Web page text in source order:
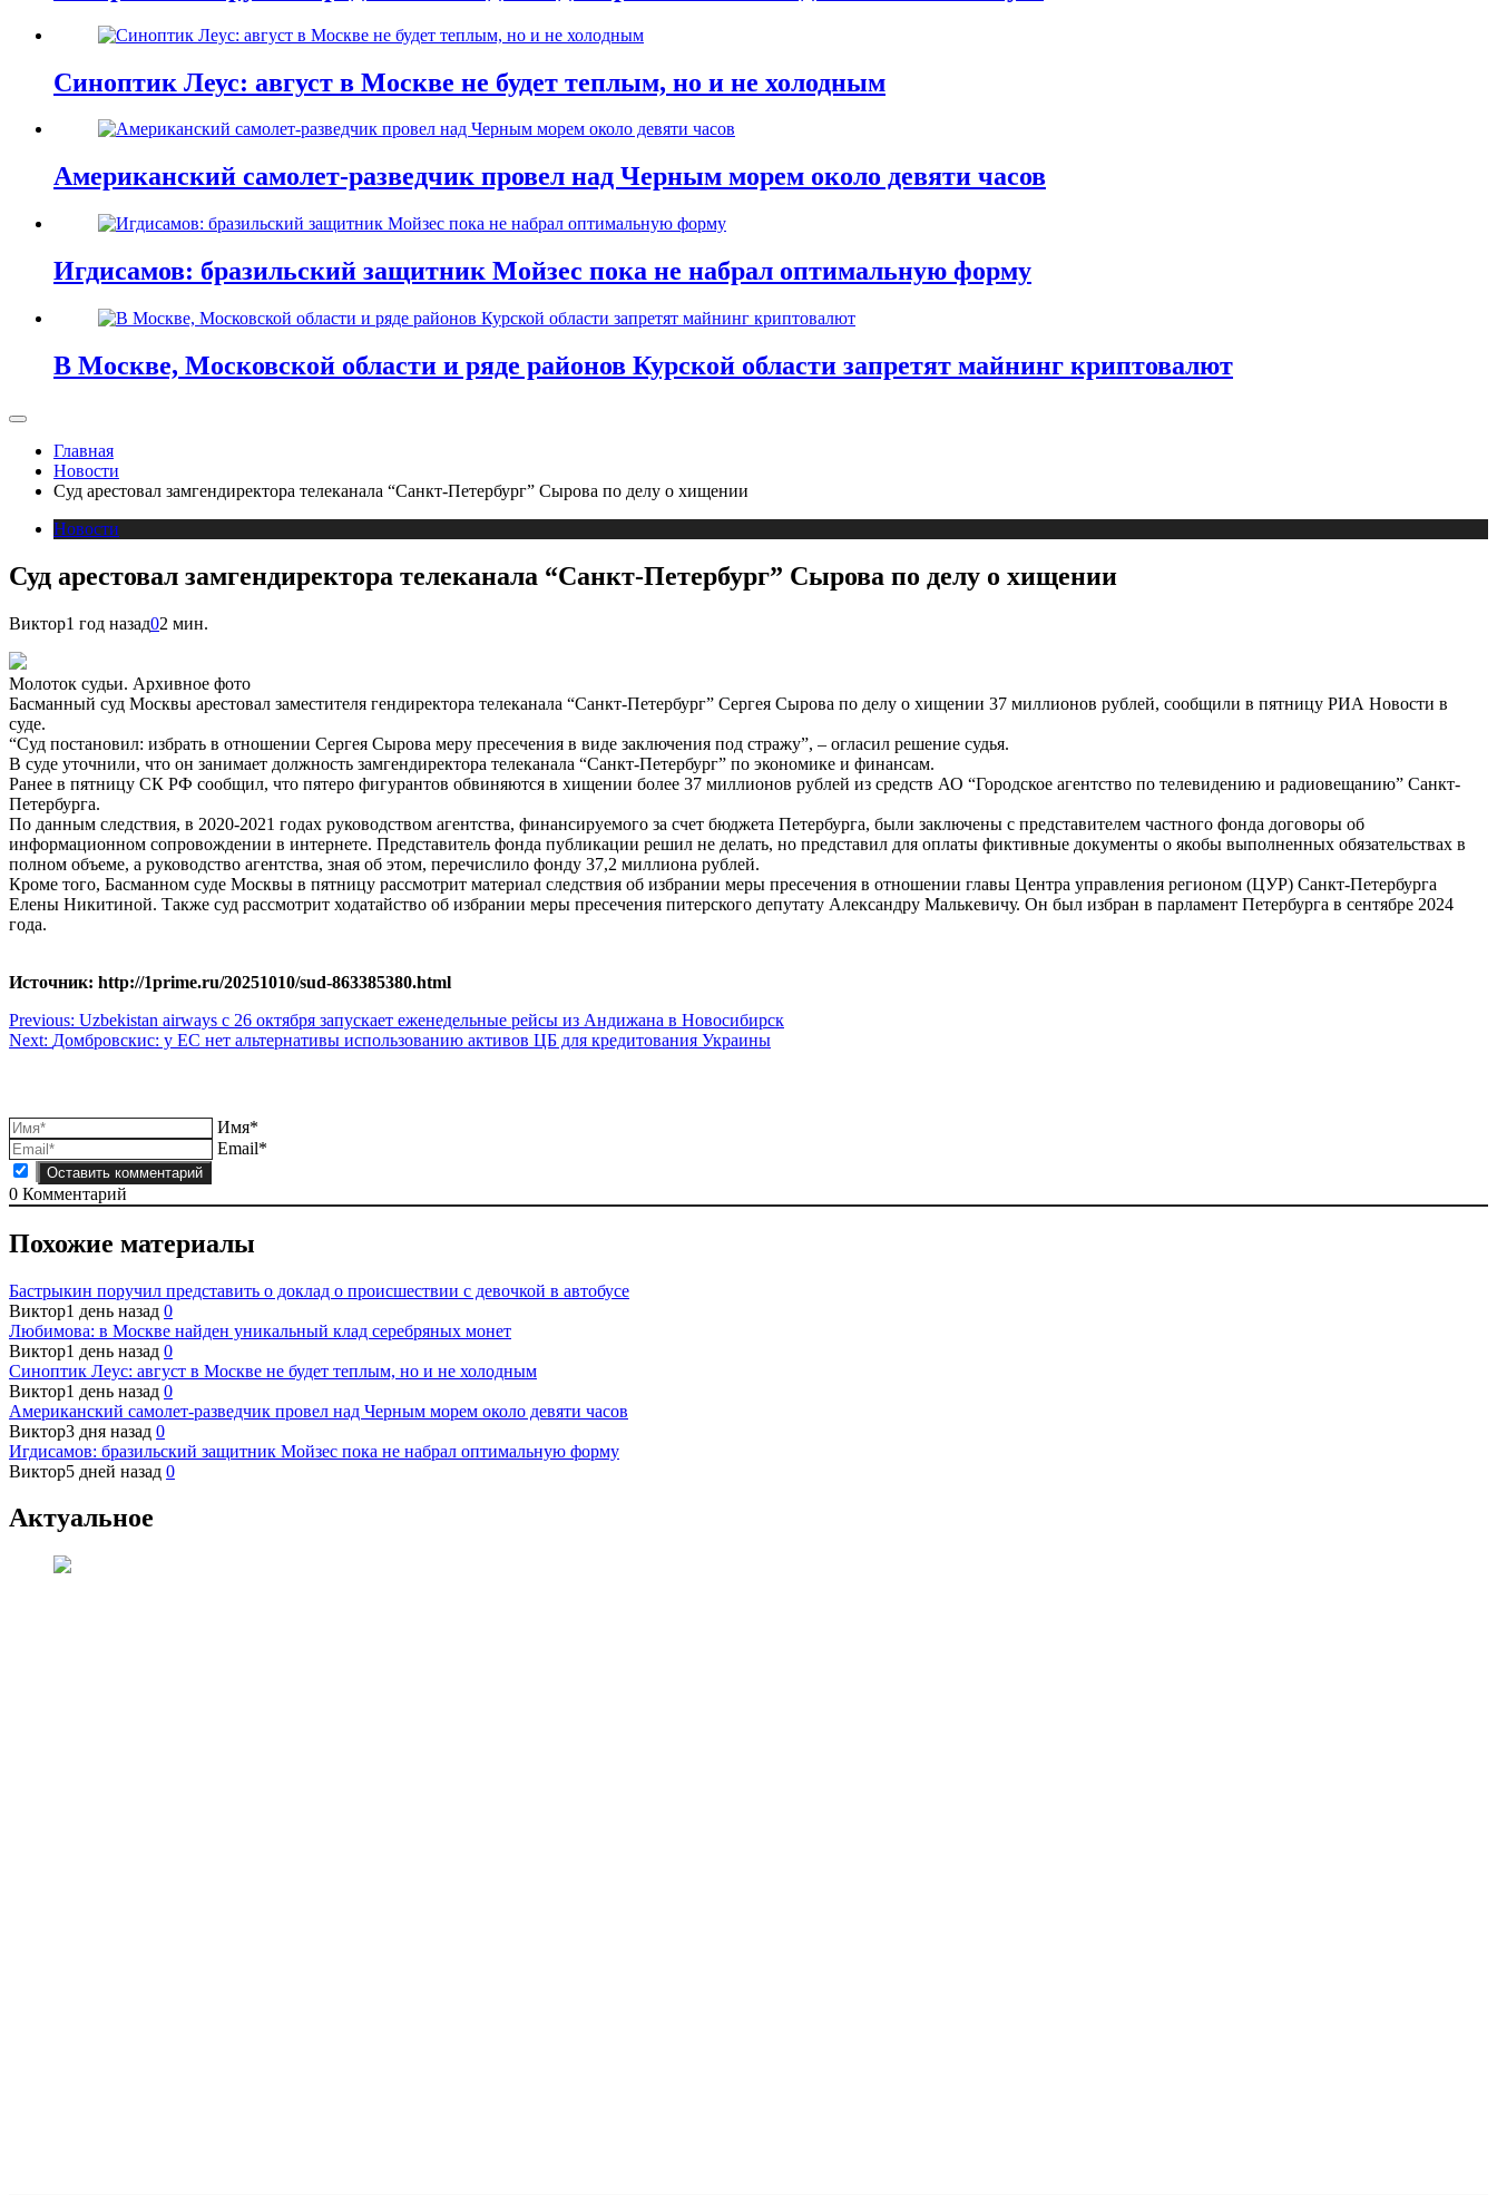
Синоптик Леус: август в Москве не будет теплым, но и не холодным
Американский самолет-разведчик провел над Черным морем около девяти часов
Игдисамов: бразильский защитник Мойзес пока не набрал оптимальную форму
В Москве, Московской области и ряде районов Курской области запретят майнинг криптовалют
Главная
Новости
Суд арестовал замгендиректора телеканала “Санкт-Петербург” Сырова по делу о хищении
Новости
Суд арестовал замгендиректора телеканала “Санкт-Петербург” Сырова по делу о хищении
Виктор1 год назад02 мин.
Молоток судьи. Архивное фото
Басманный суд Москвы арестовал заместителя гендиректора телеканала “Санкт-Петербург” Сергея Сырова по делу о хищении 37 миллионов рублей, сообщили в пятницу РИА Новости в
суде.
“Суд постановил: избрать в отношении Сергея Сырова меру пресечения в виде заключения под стражу”, – огласил решение судья.
В суде уточнили, что он занимает должность замгендиректора телеканала “Санкт-Петербург” по экономике и финансам.
Ранее в пятницу СК РФ сообщил, что пятеро фигурантов обвиняются в хищении более 37 миллионов рублей из средств АО “Городское агентство по телевидению и радиовещанию” Санкт-
Петербурга.
По данным следствия, в 2020-2021 годах руководством агентства, финансируемого за счет бюджета Петербурга, были заключены с представителем частного фонда договоры об
информационном сопровождении в интернете. Представитель фонда публикации решил не делать, но представил для оплаты фиктивные документы о якобы выполненных обязательствах в
полном объеме, а руководство агентства, зная об этом, перечислило фонду 37,2 миллиона рублей.
Кроме того, Басманном суде Москвы в пятницу рассмотрит материал следствия об избрании меры пресечения в отношении главы Центра управления регионом (ЦУР) Санкт-Петербурга
Елены Никитиной. Также суд рассмотрит ходатайство об избрании меры пресечения питерского депутату Александру Малькевичу. Он был избран в парламент Петербурга в сентябре 2024
года.
Источник: http://1prime.ru/20251010/sud-863385380.html
Навигация
по
Previous: Uzbekistan airways с 26 октября запускает еженедельные рейсы из Андижана в Новосибирск
Next: Домбровскис: у ЕС нет альтернативы использованию активов ЦБ для кредитования Украины
Имя*
Email*
0 Комментарий
Похожие материалы
Бастрыкин поручил представить о доклад о происшествии с девочкой в автобусе
Виктор1 день назад 0
Любимова: в Москве найден уникальный клад серебряных монет
Виктор1 день назад 0
Синоптик Леус: август в Москве не будет теплым, но и не холодным
Виктор1 день назад 0
Американский самолет-разведчик провел над Черным морем около девяти часов
Виктор3 дня назад 0
Игдисамов: бразильский защитник Мойзес пока не набрал оптимальную форму
Виктор5 дней назад 0
Актуальное